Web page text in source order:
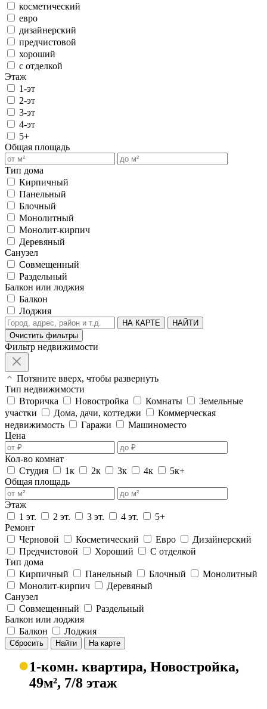
косметический
евро
дизайнерский
предчистовой
хороший
с отделкой
Этаж
1-эт
2-эт
3-эт
4-эт
5+
Общая площадь
Тип дома
Кирпичный
Панельный
Блочный
Монолитный
Монолит-кирпич
Деревяный
Санузел
Совмещенный
Раздельный
Балкон или лоджия
Балкон
Лоджия
НА КАРТЕ
НАЙТИ
Очистить фильтры
Фильтр недвижимости
Потяните вверх, чтобы развернуть
Тип недвижимости
Вторичка
Новостройка Комнаты
Земельные
участки
Дома, дачи, коттеджи
Коммерческая
недвижимость
Гаражи
Машиноместо
Цена
Кол-во комнат
Студия
1к 2к 3к 4к
5к+
Общая площадь
Этаж
1 эт.
2 эт. 3 эт. 4 эт.
5+
Ремонт
Черновой
Косметический Евро
Дизайнерский
Предчистовой
Хороший
С отделкой
Тип дома
Кирпичный
Панельный Блочный
Монолитный
Монолит-кирпич
Деревяный
Санузел
Совмещенный
Раздельный
Балкон или лоджия
Балкон
Лоджия
Сбросить Найти На карте
●1-комн. квартира, Новостройка,
49м², 7/8 этаж